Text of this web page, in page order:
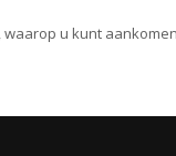
u kunt